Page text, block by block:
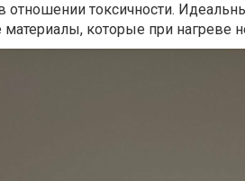
отношении токсичности.
материалы, которые при нагреве